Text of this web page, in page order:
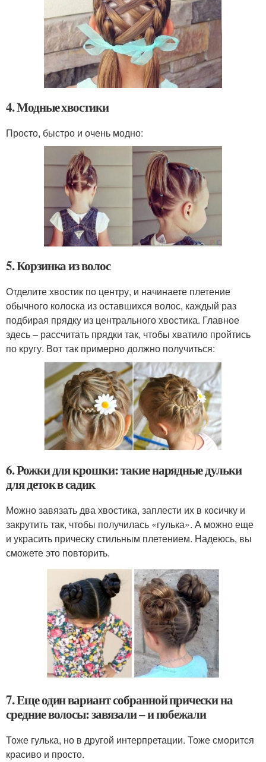
4. Модные хвостики
Просто, быстро и очень модно:
5. Корзинка из волос
Отделите хвостик по центру, и начинаете плетение
обычного колоска из оставшихся волос, каждый раз
подбирая прядку из центрального хвостика. Главное
здесь – рассчитать прядки так, чтобы хватило пройтись
по кругу. Вот так примерно должно получиться:
6. Рожки для крошки: такие нарядные дульки
для деток в садик
Можно завязать два хвостика, заплести их в косичку и
закрутить так, чтобы получилась «гулька». А можно еще
и украсить прическу стильным плетением. Надеюсь, вы
сможете это повторить.
7. Еще один вариант собранной прически на
средние волосы: завязали – и побежали
Тоже гулька, но в другой интерпретации. Тоже сморится
красиво и просто.